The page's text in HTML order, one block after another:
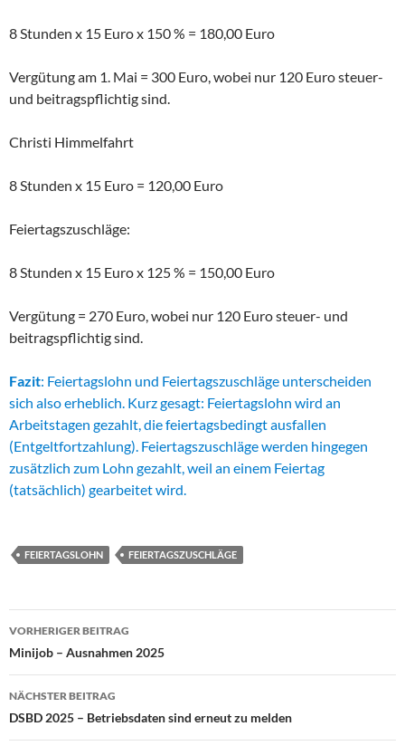
8 Stunden x 15 Euro x 150 % = 180,00 Euro
Vergütung am 1. Mai = 300 Euro, wobei nur 120 Euro steuer-
und beitragspflichtig sind.
Christi Himmelfahrt
8 Stunden x 15 Euro = 120,00 Euro
Feiertagszuschläge:
8 Stunden x 15 Euro x 125 % = 150,00 Euro
Vergütung = 270 Euro, wobei nur 120 Euro steuer- und
beitragspflichtig sind.
Fazit: Feiertagslohn und Feiertagszuschläge unterscheiden
sich also erheblich. Kurz gesagt: Feiertagslohn wird an
Arbeitstagen gezahlt, die feiertagsbedingt ausfallen
(Entgeltfortzahlung). Feiertagszuschläge werden hingegen
zusätzlich zum Lohn gezahlt, weil an einem Feiertag
(tatsächlich) gearbeitet wird.
FEIERTAGSLOHN FEIERTAGSZUSCHLÄGE
Beitragsnavigation
VORHERIGER BEITRAG
Minijob – Ausnahmen 2025
NÄCHSTER BEITRAG
DSBD 2025 – Betriebsdaten sind erneut zu melden